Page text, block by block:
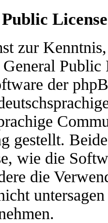
License
zur
der
gestellt.
wie die
die